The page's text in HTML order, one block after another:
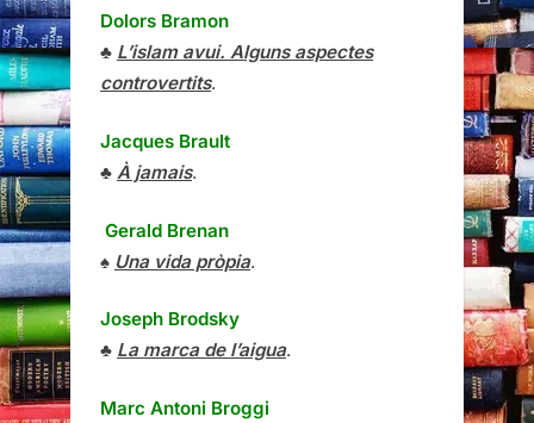
Dolors Bramon
♣ L’islam avui. Alguns aspectes
controvertits.
Jacques Brault
♣ À jamais.
Gerald Brenan
♠ Una vida pròpia.
Joseph Brodsky
♣ La marca de l’aigua.
Marc Antoni Broggi